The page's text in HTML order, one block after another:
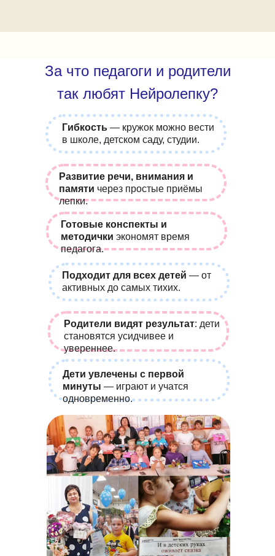
Подходит для всех детей — от
активных до самых тихих.
Дети увлечены с первой
минуты — играют и учатся
одновременно.
Родители видят результат: дети
становятся усидчивее и
увереннее.
Развитие речи, внимания и
памяти через простые приёмы
лепки.
Гибкость — кружок можно вести
в школе, детском саду, студии.
Готовые конспекты и
методички экономят время
педагога.
За что педагоги и родители
так любят Нейролепку?